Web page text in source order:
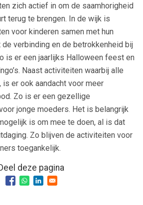
zich actief in om de saamhorigheid
terug te brengen. In de wijk is
voor kinderen samen met hun
verbinding en de betrokkenheid bij
is er een jaarlijks Halloween feest en
Naast activiteiten waarbij alle
er ook aandacht voor meer
Zo is er een gezellige
jonge moeders. Het is belangrijk
is om mee te doen, al is dat
Zo blijven de activiteiten voor
toegankelijk.
deze pagina